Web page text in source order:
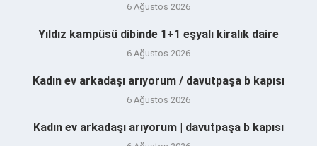
6 Ağustos 2026
Yıldız kampüsü dibinde 1+1 eşyalı kiralık daire
6 Ağustos 2026
Kadın ev arkadaşı arıyorum / davutpaşa b kapısı
6 Ağustos 2026
Kadın ev arkadaşı arıyorum | davutpaşa b kapısı